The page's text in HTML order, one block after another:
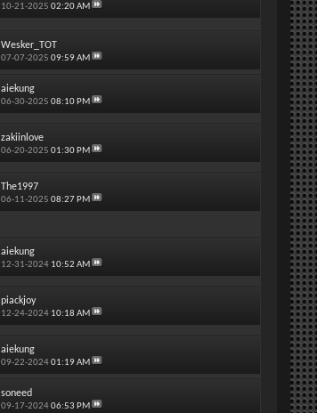
10-21-2025 02:20 AM
Wesker_TOT
07-07-2025 09:59 AM
aiekung
06-30-2025 08:10 PM
zakiinlove
06-20-2025 01:30 PM
The1997
06-11-2025 08:27 PM
aiekung
12-31-2024 10:52 AM
piackjoy
12-24-2024 10:18 AM
aiekung
09-22-202401:19 AM
soneed
09-17-202406:53 PM